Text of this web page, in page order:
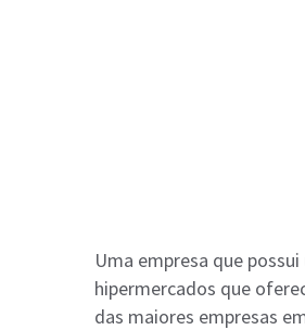
Uma empresa que
hipermercados que
das maiores empresas